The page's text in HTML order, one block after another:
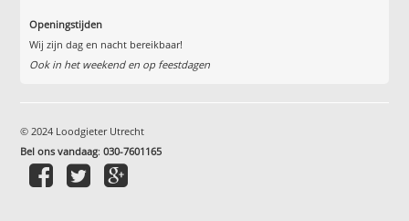
Openingstijden
Wij zijn dag en nacht bereikbaar!
Ook in het weekend en op feestdagen
© 2024 Loodgieter Utrecht
Bel ons vandaag:030-7601165